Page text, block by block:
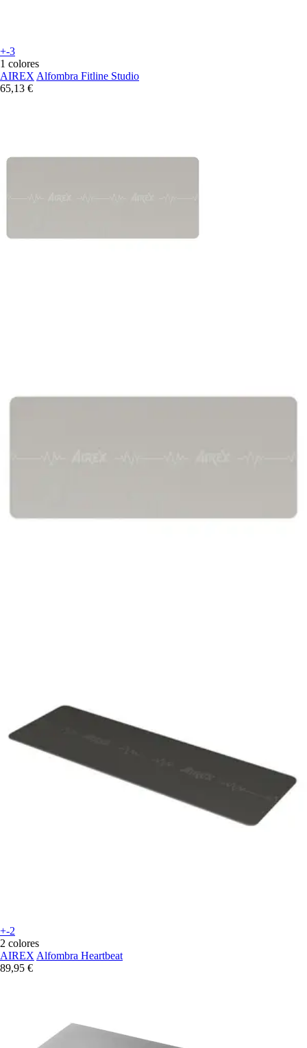
+-3
1 colores
AIREX Alfombra Fitline Studio
65,13 €
+-2
2 colores
AIREX Alfombra Heartbeat
89,95 €